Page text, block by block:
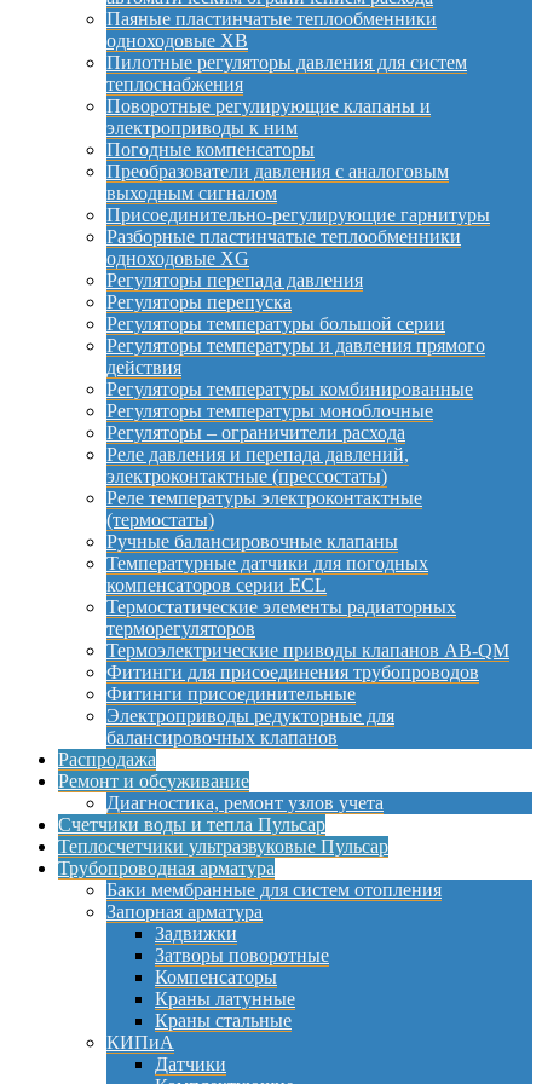
Паяные пластинчатые теплообменники
одноходовые XB
Пилотные регуляторы давления для систем
теплоснабжения
Поворотные регулирующие клапаны и
электроприводы к ним
Погодные компенсаторы
Преобразователи давления с аналоговым
выходным сигналом
Присоединительно-регулирующие гарнитуры
Разборные пластинчатые теплообменники
одноходовые XG
Регуляторы перепада давления
Регуляторы перепуска
Регуляторы температуры большой серии
Регуляторы температуры и давления прямого
действия
Регуляторы температуры комбинированные
Регуляторы температуры моноблочные
Регуляторы – ограничители расхода
Реле давления и перепада давлений,
электроконтактные (прессостаты)
Реле температуры электроконтактные
(термостаты)
Ручные балансировочные клапаны
Температурные датчики для погодных
компенсаторов серии ECL
Термостатические элементы радиаторных
терморегуляторов
Термоэлектрические приводы клапанов AB-QM
Фитинги для присоединения трубопроводов
Фитинги присоединительные
Электроприводы редукторные для
балансировочных клапанов
Распродажа
Ремонт и обсуживание
Диагностика, ремонт узлов учета
Счетчики воды и тепла Пульсар
Теплосчетчики ультразвуковые Пульсар
Трубопроводная арматура
Баки мембранные для систем отопления
Запорная арматура
Задвижки
Затворы поворотные
Компенсаторы
Краны латунные
Краны стальные
КИПиА
Датчики